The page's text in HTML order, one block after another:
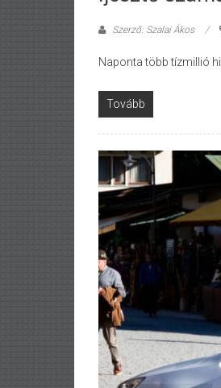
Szerző: Szalai Ákos
Naponta több tízmillió
Tovább